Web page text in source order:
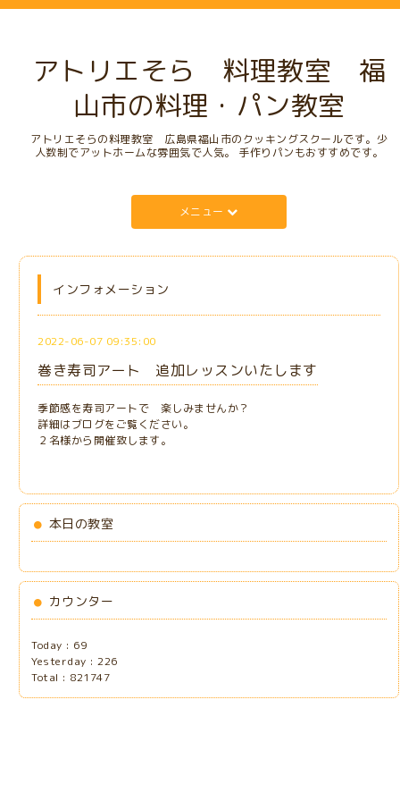
アトリエそら 料理教室 福
山市の料理・パン教室
アトリエそらの料理教室 広島県福山市のクッキングスクールです。少
人数制でアットホームな雰囲気で人気。 手作りパンもおすすめです。
メニュー
インフォメーション
2022-06-07 09:35:00
巻き寿司アート 追加レッスンいたします
季節感を寿司アートで 楽しみませんか？
詳細はブログをご覧ください。
２名様から開催致します。
本日の教室
カウンター
Today : 69
Yesterday :226
Total : 821747